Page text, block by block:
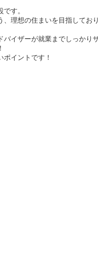
す。
理想の住まいを目指しており
イザーが就業までしっかり
イントです！